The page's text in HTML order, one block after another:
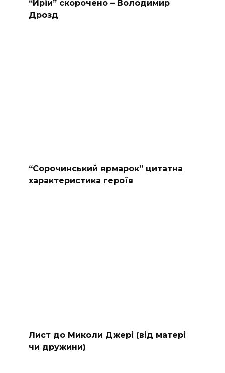
“Ирій” скорочено – Володимир
Дрозд
“Сорочинський ярмарок” цитатна
характеристика героїв
Лист до Миколи Джері (від матері
чи дружини)